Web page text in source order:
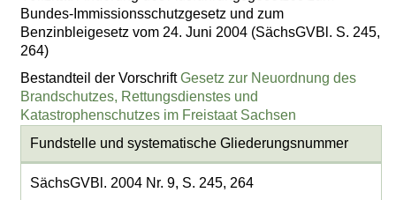
Bundes-Immissionsschutzgesetz und zum
Benzinbleigesetz vom 24. Juni 2004 (SächsGVBl. S. 245,
264)
Bestandteil der VorschriftGesetz zur Neuordnung des
Brandschutzes, Rettungsdienstes und
Katastrophenschutzes im Freistaat Sachsen
Fundstelle und systematische Gliederungsnummer
SächsGVBl. 2004 Nr. 9, S. 245, 264